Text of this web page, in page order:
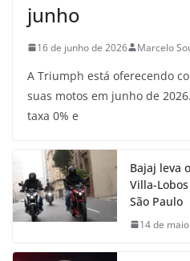
junho
16 de junho de 2026 Marcelo
A Triumph está oferecendo
suas motos em junho de
taxa 0% e
Bajaj leva
Villa-
São Paulo
14 de